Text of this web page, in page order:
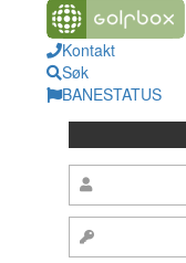
Kontakt
Søk
BANESTATUS